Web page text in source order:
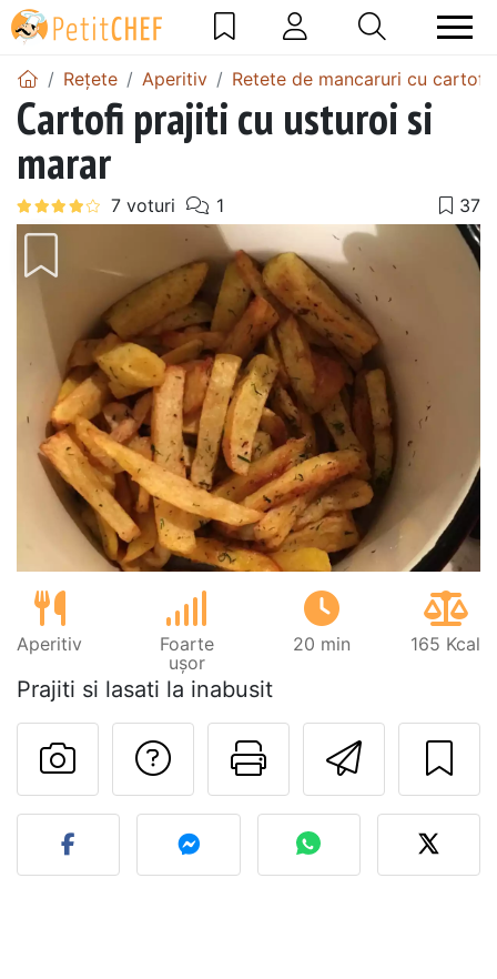
Rețete Aperitiv Retete de mancaruri cu cartofi
Cartofi prajiti cu usturoi si
marar
Aperitiv
Foarte
ușor
20 min 165 Kcal
Prajiti si lasati la inabusit
Printează
Adresează o
Postează o poză cu